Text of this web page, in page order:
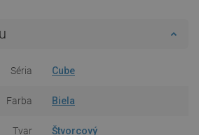
Séria Cube
Farba Biela
Tvar Štvorcový